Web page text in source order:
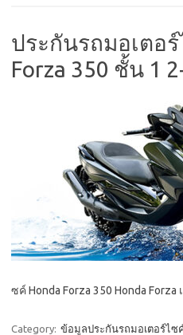
ประกันรถมอเตอ
Forza 350 ชั้น 1
ซค์ Honda Forza 350 Honda
Category: ข้อมูลประกันรถมอเตอร์ไซ